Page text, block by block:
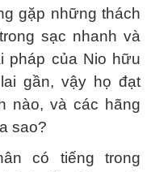
gặp những thách
sạc nhanh và
pháp của Nio hữu
gần, vậy họ đạt
nào, và các hãng
sao?
có tiếng trong